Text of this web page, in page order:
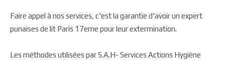
Faire appel à nos services, c'est la garantie d'avoir un expert
punaises de lit Paris 17eme pour leur extermination.
Les méthodes utilisées par S.A.H- Services Actions Hygiène